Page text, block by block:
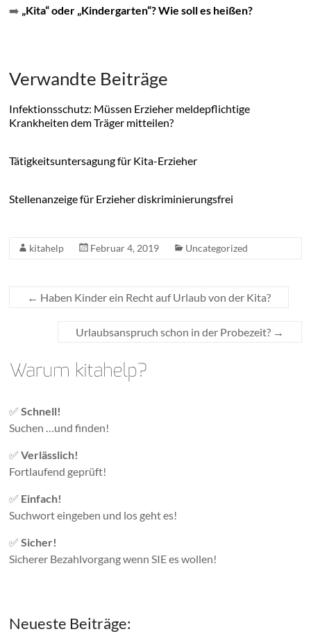
➡️ „Kita“ oder „Kindergarten“? Wie soll es heißen?
Verwandte Beiträge
Infektionsschutz: Müssen Erzieher meldepflichtige
Krankheiten dem Träger mitteilen?
Tätigkeitsuntersagung für Kita-Erzieher
Stellenanzeige für Erzieher diskriminierungsfrei
kitahelp Februar 4, 2019 Uncategorized
← Haben Kinder ein Recht auf Urlaub von der Kita?
Urlaubsanspruch schon in der Probezeit? →
✅Schnell!
Suchen …und finden!
✅Verlässlich!
Fortlaufend geprüft!
✅ Einfach!
Suchwort eingeben und los geht es!
✅Sicher!
Sicherer Bezahlvorgang wenn SIE es wollen!
Neueste Beiträge: